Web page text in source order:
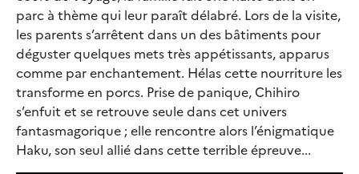
parc à thème qui leur paraît délabré. Lors de la visite,
les parents s’arrêtent dans un des bâtiments pour
déguster quelques mets très appétissants, apparus
comme par enchantement. Hélas cette nourriture les
transforme en porcs. Prise de panique, Chihiro
s’enfuit et se retrouve seule dans cet univers
fantasmagorique ; elle rencontre alors l’énigmatique
Haku, son seul allié dans cette terrible épreuve...